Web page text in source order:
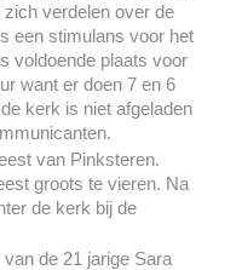
verdelen over de
een stimulans voor het
voldoende plaats voor
want er doen 7 en 6
kerk is niet afgeladen
van Pinksteren.
groots te vieren. Na
de kerk bij de
de 21 jarige Sara